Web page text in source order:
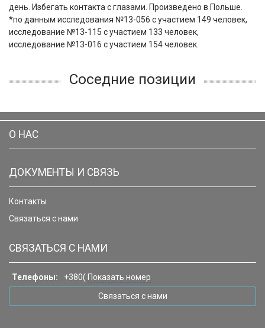
день. Избегать контакта с глазами. Произведено в Польше.
*по данным исследования №13-056 с участием 149 человек,
исследование №13-115 с участием 133 человек,
исследование №13-016 с участием 154 человек.
Соседние позиции
О НАС
ДОКУМЕНТЫ И СВЯЗЬ
Контакты
Связаться с нами
СВЯЗАТЬСЯ С НАМИ
Телефоны: +380( Показать номер
Связаться с нами